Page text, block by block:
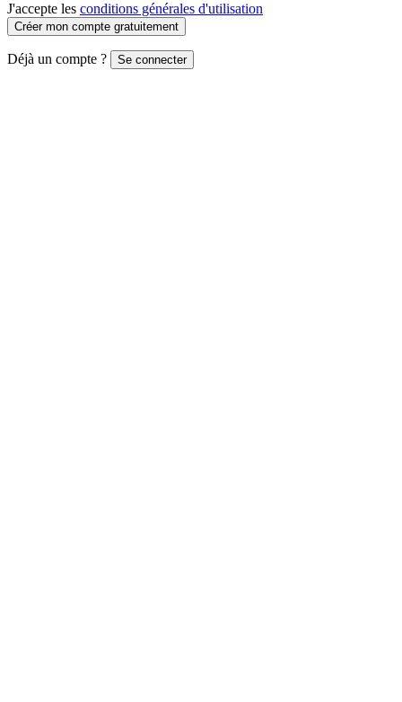
J'accepte les conditions générales d'utilisation
Créer mon compte gratuitement
Déjà un compte ? Se connecter